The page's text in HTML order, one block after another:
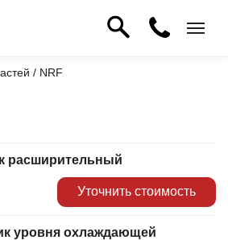
/ NRF
расширительный
Уточнить стоимость
уровня охлаждающей